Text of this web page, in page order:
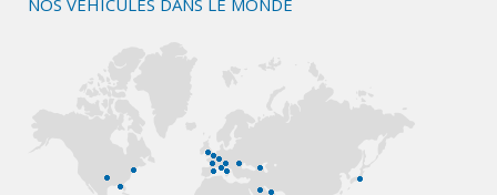
NOS VÉHICULES DANS LE MONDE